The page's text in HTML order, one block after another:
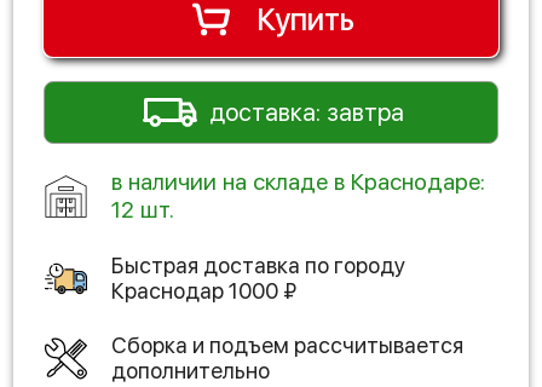
Купить
доставка: завтра
в наличии на складе в Краснодаре:
12 шт.
Быстрая доставка по городу
Краснодар1000 ₽
Сборка и подъем рассчитывается
дополнительно